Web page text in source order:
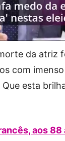
da atriz
com
esta
aos 88